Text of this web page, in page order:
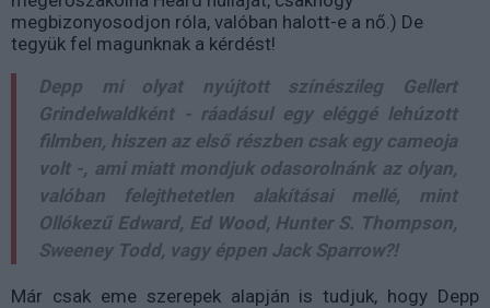
megbizonyosodjon róla, valóban halott-e a nő.) De
tegyük fel magunknak a kérdést!
Depp mi olyat nyújtott színészileg Gellert
Grindelwaldként - ráadásul egy eléggé lehúzott
filmben, hiszen az első részben csak egy cameoja
volt -, ami miatt mondjuk odasorolnánk az olyan,
valóban felejthetetlen alakításai mellé, mint
Ollókezű Edward, Ed Wood, Hunter S. Thompson,
Sweeney Todd, vagy éppen Jack Sparrow?!
Már csak eme szerepek alapján is tudjuk, hogy Depp